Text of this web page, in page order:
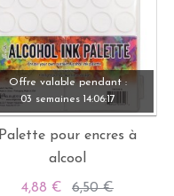
Offre valable pendant :
03 semaines 14:06:15
Palette pour encres à
alcool
4,88 € 6,50 €